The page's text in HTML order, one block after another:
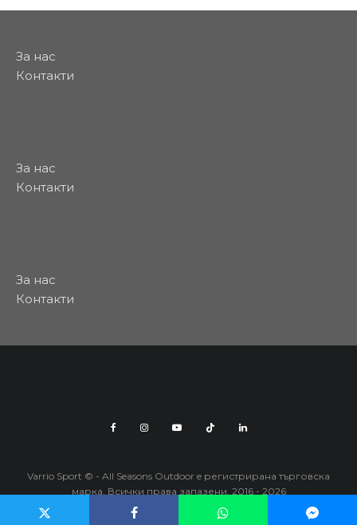
За нас
Контакти
За нас
Контакти
За нас
Контакти
Varrio Sport © - All Seasons Outdoor e регистрирана търговска
марка. Всички права запазени. 2016 - 2026